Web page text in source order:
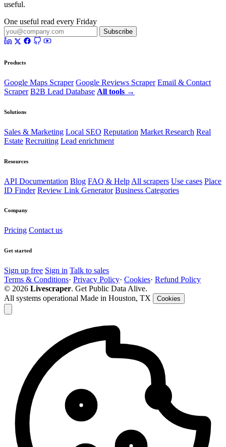
useful.
One useful read every Friday
Subscribe
Products
Google Maps Scraper Google Reviews Scraper Email & Contact
Scraper B2B Lead Database All tools →
Solutions
Sales & Marketing Local SEO Reputation Market Research Real
Estate Recruiting Lead enrichment
Resources
API Documentation Blog FAQ & Help All scrapers Use cases Place
ID Finder Review Link Generator Business Categories
Company
Pricing Contact us
Get started
Sign up free Sign in Talk to sales
Terms & Conditions· Privacy Policy· Cookies· Refund Policy
© 2026 Livescraper. Get Public Data Alive.
All systems operational Made in Houston, TX Cookies